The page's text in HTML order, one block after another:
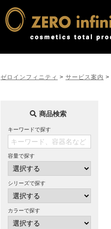
ゼロインフィニティ > サービス案内 >
商品検索
キーワードで探す
容量で探す
シリーズで探す
カラーで探す